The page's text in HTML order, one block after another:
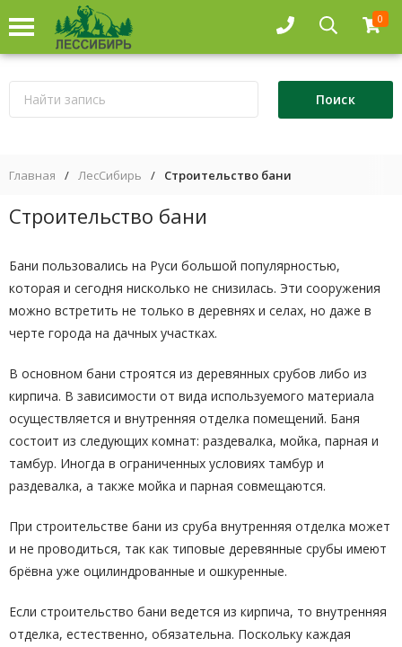
0
Главная / ЛесСибирь / Строительство бани
Строительство бани
Бани пользовались на Руси большой популярностью,
которая и сегодня нисколько не снизилась. Эти сооружения
можно встретить не только в деревнях и селах, но даже в
черте города на дачных участках.
В основном бани строятся из деревянных срубов либо из
кирпича. В зависимости от вида используемого материала
осуществляется и внутренняя отделка помещений. Баня
состоит из следующих комнат: раздевалка, мойка, парная и
тамбур. Иногда в ограниченных условиях тамбур и
раздевалка, а также мойка и парная совмещаются.
При строительстве бани из сруба внутренняя отделка может
и не проводиться, так как типовые деревянные срубы имеют
брёвна уже оцилиндрованные и ошкуренные.
Если строительство бани ведется из кирпича, то внутренняя
отделка, естественно, обязательна. Поскольку каждая